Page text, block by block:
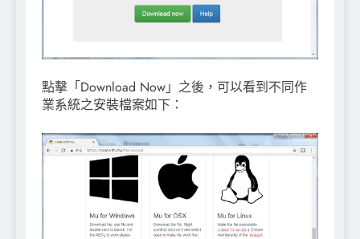
點擊「Download Now」之後，可以看到不同作
業系統之安裝檔案如下：